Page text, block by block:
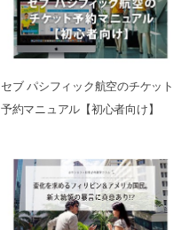
セブ パシフィック航空のチケット
予約マニュアル【初心者向け】